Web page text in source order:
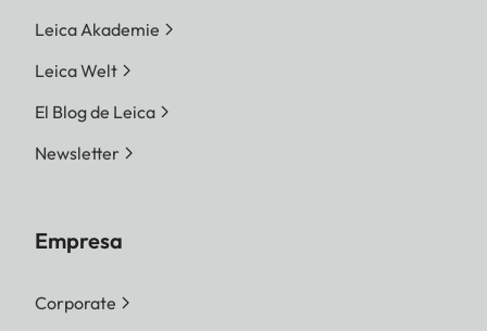
Leica Akademie
Leica Welt
El Blog de Leica
Newsletter
Empresa
Corporate